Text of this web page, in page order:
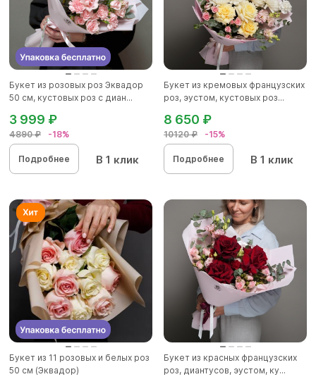
Букет из розовых роз Эквадор
50 см, кустовых роз с диан...
4890 ₽ -18%
3 999 ₽
Подробнее В 1 клик
Букет из кремовых французских
роз, эустом, кустовых роз...
10120 ₽ -15%
8 650 ₽
Подробнее В 1 клик
Букет из 11 розовых и белых роз
50 см (Эквадор)
Букет из красных французских
роз, диантусов, эустом, ку...